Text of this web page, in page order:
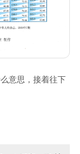
意思，接着往下